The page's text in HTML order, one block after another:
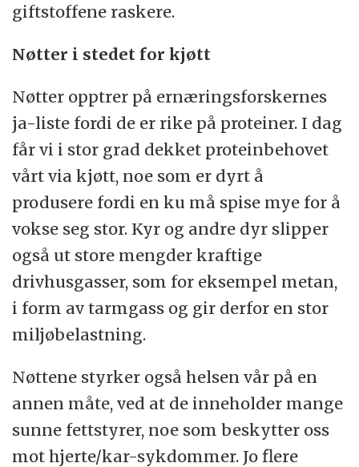
giftstoffene raskere.
Nøtter i stedet for kjøtt
Nøtter opptrer på ernæringsforskernes
ja-liste fordi de er rike på proteiner. I dag
får vi i stor grad dekket proteinbehovet
vårt via kjøtt, noe som er dyrt å
produsere fordi en ku må spise mye for å
vokse seg stor. Kyr og andre dyr slipper
også ut store mengder kraftige
drivhusgasser, som for eksempel metan,
i form av tarmgass og gir derfor en stor
miljøbelastning.
Nøttene styrker også helsen vår på en
annen måte, ved at de inneholder mange
sunne fettstyrer, noe som beskytter oss
mot hjerte/kar-sykdommer. Jo flere